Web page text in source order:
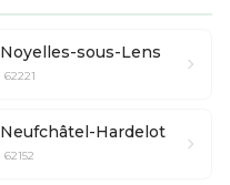
Noyelles-sous-Lens
62221
Neufchâtel-Hardelot
62152